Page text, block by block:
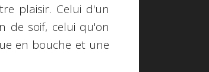
plaisir. Celui d'un
de soif, celui qu'on
en bouche et une